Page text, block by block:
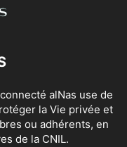
alNas use de
la Vie privée et
ou adhérents, en
de la CNIL.